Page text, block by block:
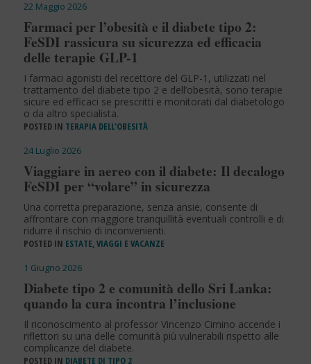
22 Maggio 2026
Farmaci per l’obesità e il diabete tipo 2:
FeSDI rassicura su sicurezza ed efficacia
delle terapie GLP-1
I farmaci agonisti del recettore del GLP-1, utilizzati nel
trattamento del diabete tipo 2 e dell’obesità, sono terapie
sicure ed efficaci se prescritti e monitorati dal diabetologo
o da altro specialista.
POSTED IN TERAPIA DELL'OBESITÀ
24 Luglio 2026
Viaggiare in aereo con il diabete: Il decalogo
FeSDI per “volare” in sicurezza
Una corretta preparazione, senza ansie, consente di
affrontare con maggiore tranquillità eventuali controlli e di
ridurre il rischio di inconvenienti.
POSTED IN ESTATE, VIAGGI E VACANZE
1 Giugno 2026
Diabete tipo 2 e comunità dello Sri Lanka:
quando la cura incontra l’inclusione
Il riconoscimento al professor Vincenzo Cimino accende i
riflettori su una delle comunità più vulnerabili rispetto alle
complicanze del diabete.
POSTED IN DIABETE DI TIPO 2